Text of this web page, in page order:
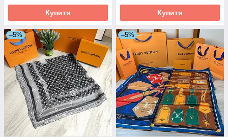
Купити Купити
–5% –5%